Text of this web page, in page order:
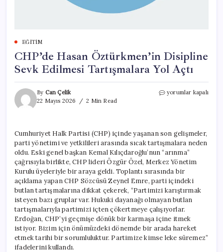
EĞITIM
CHP’de Hasan Öztürkmen’in Disipline
Sevk Edilmesi Tartışmalara Yol Açtı
By Can Çelik
22 Mayıs 2026
2 Min Read
CHP’de
Edilmesi
Tartışmalara
Yol
Açtı
için
yorumlar kapalı
Cumhuriyet Halk Partisi (CHP) içinde yaşanan son gelişmeler,
parti yönetimi ve yetkilileri arasında sıcak tartışmalara neden
oldu. Eski genel başkan Kemal Kılıçdaroğlu’nun “arınma”
çağrısıyla birlikte, CHP lideri Özgür Özel, Merkez Yönetim
Kurulu üyeleriyle bir araya geldi. Toplantı sırasında bir
açıklama yapan CHP Sözcüsü Zeynel Emre, parti içindeki
butlan tartışmalarına dikkat çekerek, “Partimizi karıştırmak
isteyen bazı gruplar var. Hukuki dayanağı olmayan butlan
tartışmalarıyla partimizi içten çökertmeye çalışıyorlar.
Erdoğan, CHP’yi geçmişe dönük bir karmaşa içine itmek
istiyor. Bizim için önümüzdeki dönemde bir arada hareket
etmek tarihi bir sorumluluktur. Partimize kimse leke süremez”
ifadelerini kullandı.